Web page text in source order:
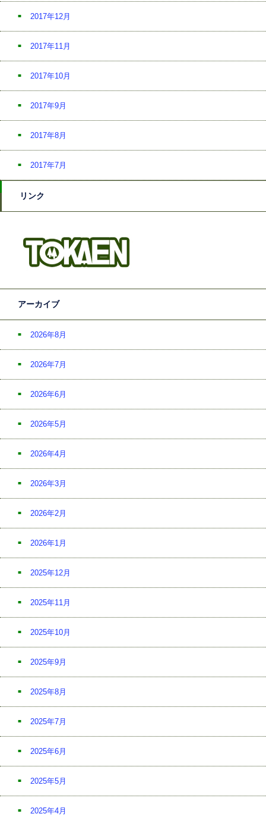
2017年12月
2017年11月
2017年10月
2017年9月
2017年8月
2017年7月
リンク
アーカイブ
2026年8月
2026年7月
2026年6月
2026年5月
2026年4月
2026年3月
2026年2月
2026年1月
2025年12月
2025年11月
2025年10月
2025年9月
2025年8月
2025年7月
2025年6月
2025年5月
2025年4月